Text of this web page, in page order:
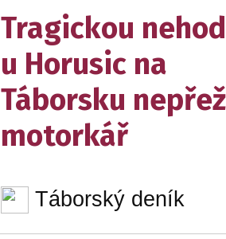
Tragickou
u Horusic na
Táborsku
motorkář
Táborský deník